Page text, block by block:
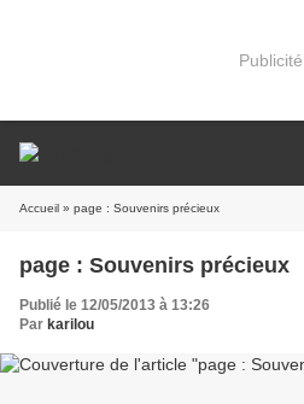
Publicité
Accueil » page : Souvenirs précieux
page : Souvenirs précieux
Publié le 12/05/2013 à 13:26
Par karilou